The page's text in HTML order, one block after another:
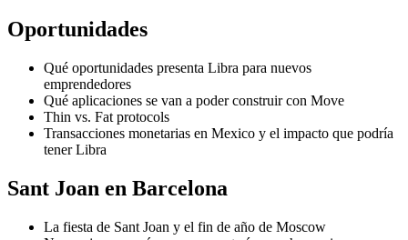
Oportunidades
Qué oportunidades presenta Libra para nuevos
emprendedores
Qué aplicaciones se van a poder construir con Move
Thin vs. Fat protocols
Transacciones monetarias en Mexico y el impacto que podría
tener Libra
Sant Joan en Barcelona
La fiesta de Sant Joan y el fin de año de Moscow